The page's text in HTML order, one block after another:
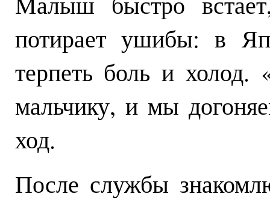
потирает ушибы: в
терпеть боль и холод.
мальчику, и мы
ход.
После службы